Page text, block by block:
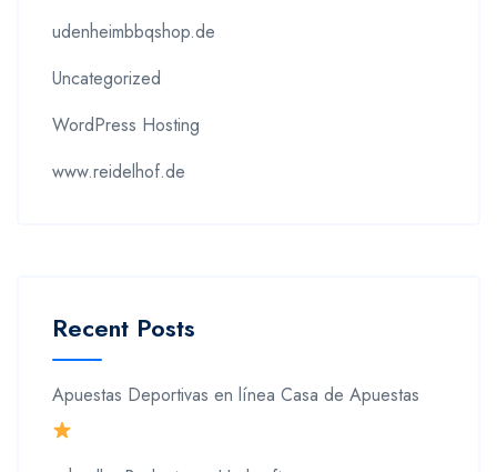
udenheimbbqshop.de
Uncategorized
WordPress Hosting
www.reidelhof.de
Recent Posts
Apuestas Deportivas en línea Casa de Apuestas